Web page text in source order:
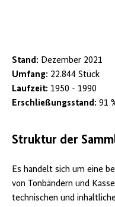
Stand: Dezember 2021
Umfang: 22.844 Stück
Laufzeit: 1950 - 1990
Erschließungsstand: 91
Struktur der
Es handelt sich um eine
von Tonbändern und
technischen und